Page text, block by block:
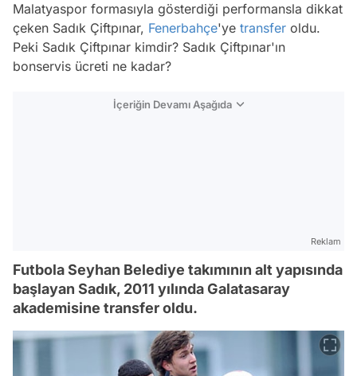
Malatyaspor formasıyla gösterdiği performansla dikkat
çeken Sadık Çiftpınar, Fenerbahçe'ye transfer oldu.
Peki Sadık Çiftpınar kimdir? Sadık Çiftpınar'ın
bonservis ücreti ne kadar?
İçeriğin Devamı Aşağıda
Reklam
Futbola Seyhan Belediye takımının alt yapısında
başlayan Sadık, 2011 yılında Galatasaray
akademisine transfer oldu.